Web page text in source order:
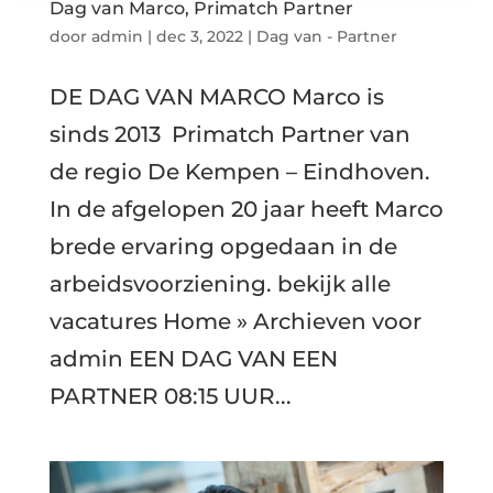
Dag van Marco, Primatch Partner
door admin | dec 3, 2022 | Dag van - Partner
DE DAG VAN MARCO Marco is
sinds 2013 Primatch Partner van
de regio De Kempen – Eindhoven.
In de afgelopen 20 jaar heeft Marco
brede ervaring opgedaan in de
arbeidsvoorziening. bekijk alle
vacatures Home » Archieven voor
admin EEN DAG VAN EEN
PARTNER 08:15 UUR...